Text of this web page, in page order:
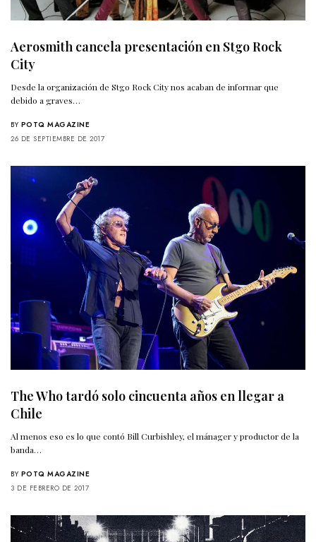
Aerosmith cancela presentación en Stgo Rock
City
Desde la organización de Stgo Rock City nos acaban de informar que
debido a graves…
BY POTQ MAGAZINE
26 DE SEPTIEMBRE DE 2017
The Who tardó solo cincuenta años en llegar a
Chile
Al menos eso es lo que contó Bill Curbishley, el mánager y productor de la
banda…
BY POTQ MAGAZINE
3 DE FEBRERO DE 2017